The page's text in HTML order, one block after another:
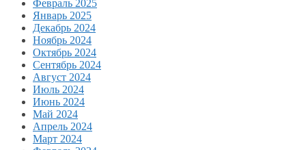
Февраль 2025
Январь 2025
Декабрь 2024
Ноябрь 2024
Октябрь 2024
Сентябрь 2024
Август 2024
Июль 2024
Июнь 2024
Май 2024
Апрель 2024
Март 2024